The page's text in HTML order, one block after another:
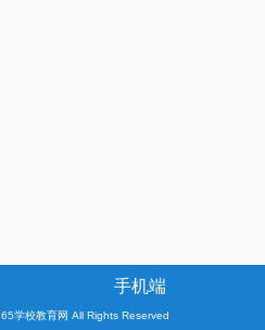
手机端
学校教育网 All Rights Reserved